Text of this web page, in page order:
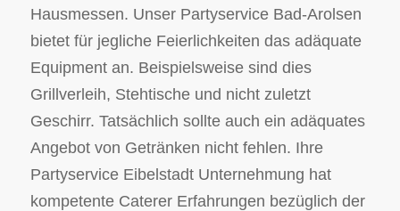
Hausmessen. Unser Partyservice Bad-Arolsen
bietet für jegliche Feierlichkeiten das adäquate
Equipment an. Beispielsweise sind dies
Grillverleih, Stehtische und nicht zuletzt
Geschirr. Tatsächlich sollte auch ein adäquates
Angebot von Getränken nicht fehlen. Ihre
Partyservice Eibelstadt Unternehmung hat
kompetente Caterer Erfahrungen bezüglich der